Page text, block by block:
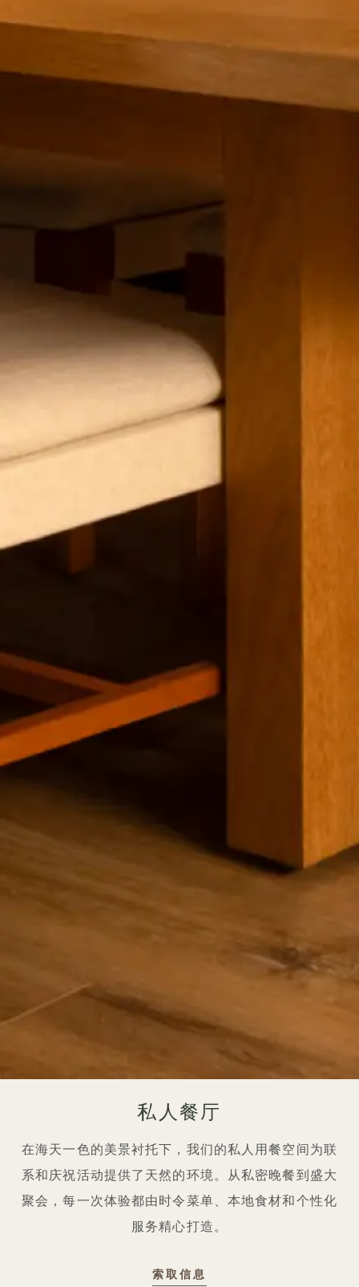
私人餐厅
在海天一色的美景衬托下，我们的私人用餐空间为联
系和庆祝活动提供了天然的环境。从私密晚餐到盛大
聚会，每一次体验都由时令菜单、本地食材和个性化
服务精心打造。
索取信息